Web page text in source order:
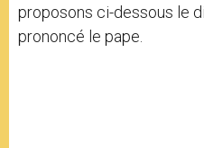
proposons ci-dessous le
prononcé le pape.